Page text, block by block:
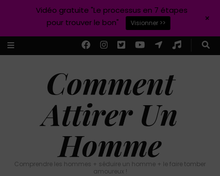
Comment
Attirer Un
Homme
Comprendre les hommes + séduire un homme + le faire tomber
amoureux !
Vidéo gratuite "Le processus en 7 étapes
pour trouver le bon"
Visionner >> +